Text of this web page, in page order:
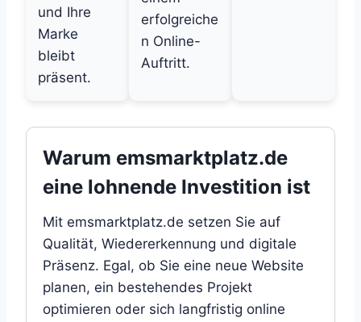
und Ihre
Marke
bleibt
präsent.
erfolgreiche
n Online-
Auftritt.
Warum emsmarktplatz.de
eine lohnende Investition ist
Mit emsmarktplatz.de setzen Sie auf
Qualität, Wiedererkennung und digitale
Präsenz. Egal, ob Sie eine neue Website
planen, ein bestehendes Projekt
optimieren oder sich langfristig online